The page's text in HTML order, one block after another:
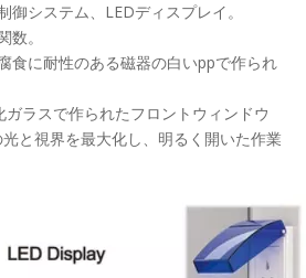
御システム、LEDディスプレイ。
。
食に耐性のある磁器の白いppで作られ
ラスで作られたフロントウィンドウ
と視界を最大化し、明るく開いた作業